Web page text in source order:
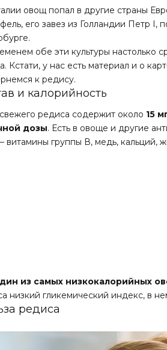
овощ попал в другие страны
его завез из Голландии Петр I,
обе эти культуры настолько
Кстати, у нас есть материал и о
к редису.
и калорийность
редиса содержит около 15
дозы. Есть в овоще и другие
группы В, медь, кальций,
из самых низкокалорийных
низкий гликемический индекс, в
редиса